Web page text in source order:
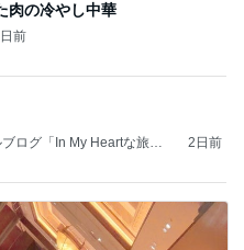
肉の冷やし中華
前
ログ「In My Heartな旅日
2日前